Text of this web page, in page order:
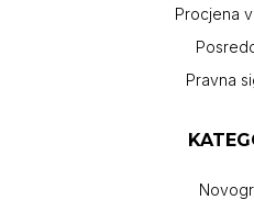
Procjena
Pravna